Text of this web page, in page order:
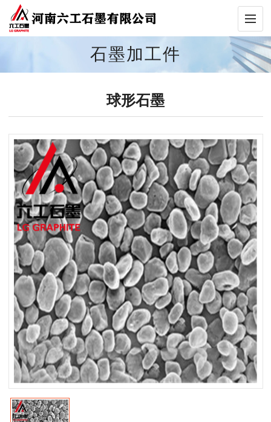
石墨加工件
球形石墨